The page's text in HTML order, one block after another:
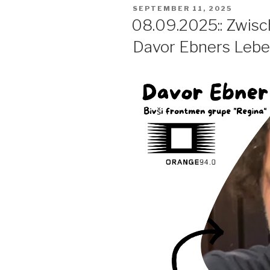
POSTED
ON
SEPTEMBER 11, 2025
08.09.2025::
Davor Ebners